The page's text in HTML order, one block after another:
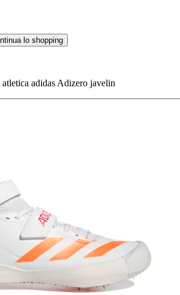
lo shopping
atletica adidas Adizero javelin